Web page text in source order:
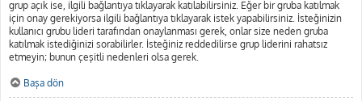
grup açık ise, ilgili bağlantıya tıklayarak katılabilirsiniz. Eğer bir gruba katılmak
için onay gerekiyorsa ilgili bağlantıya tıklayarak istek yapabilirsiniz. İsteğinizin
kullanıcı grubu lideri tarafından onaylanması gerek, onlar size neden gruba
katılmak istediğinizi sorabilirler. İsteğiniz reddedilirse grup liderini rahatsız
etmeyin; bunun çeşitli nedenleri olsa gerek.
Başa dön